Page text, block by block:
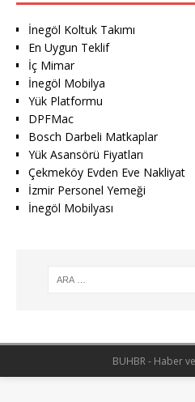
İnegöl Koltuk Takımı
En Uygun Teklif
İç Mimar
İnegöl Mobilya
Yük Platformu
DPFMac
Bosch Darbeli Matkaplar
Yük Asansörü Fiyatları
Çekmeköy Evden Eve Nakliyat
İzmir Personel Yemeği
İnegöl Mobilyası
BUHBR - Haber